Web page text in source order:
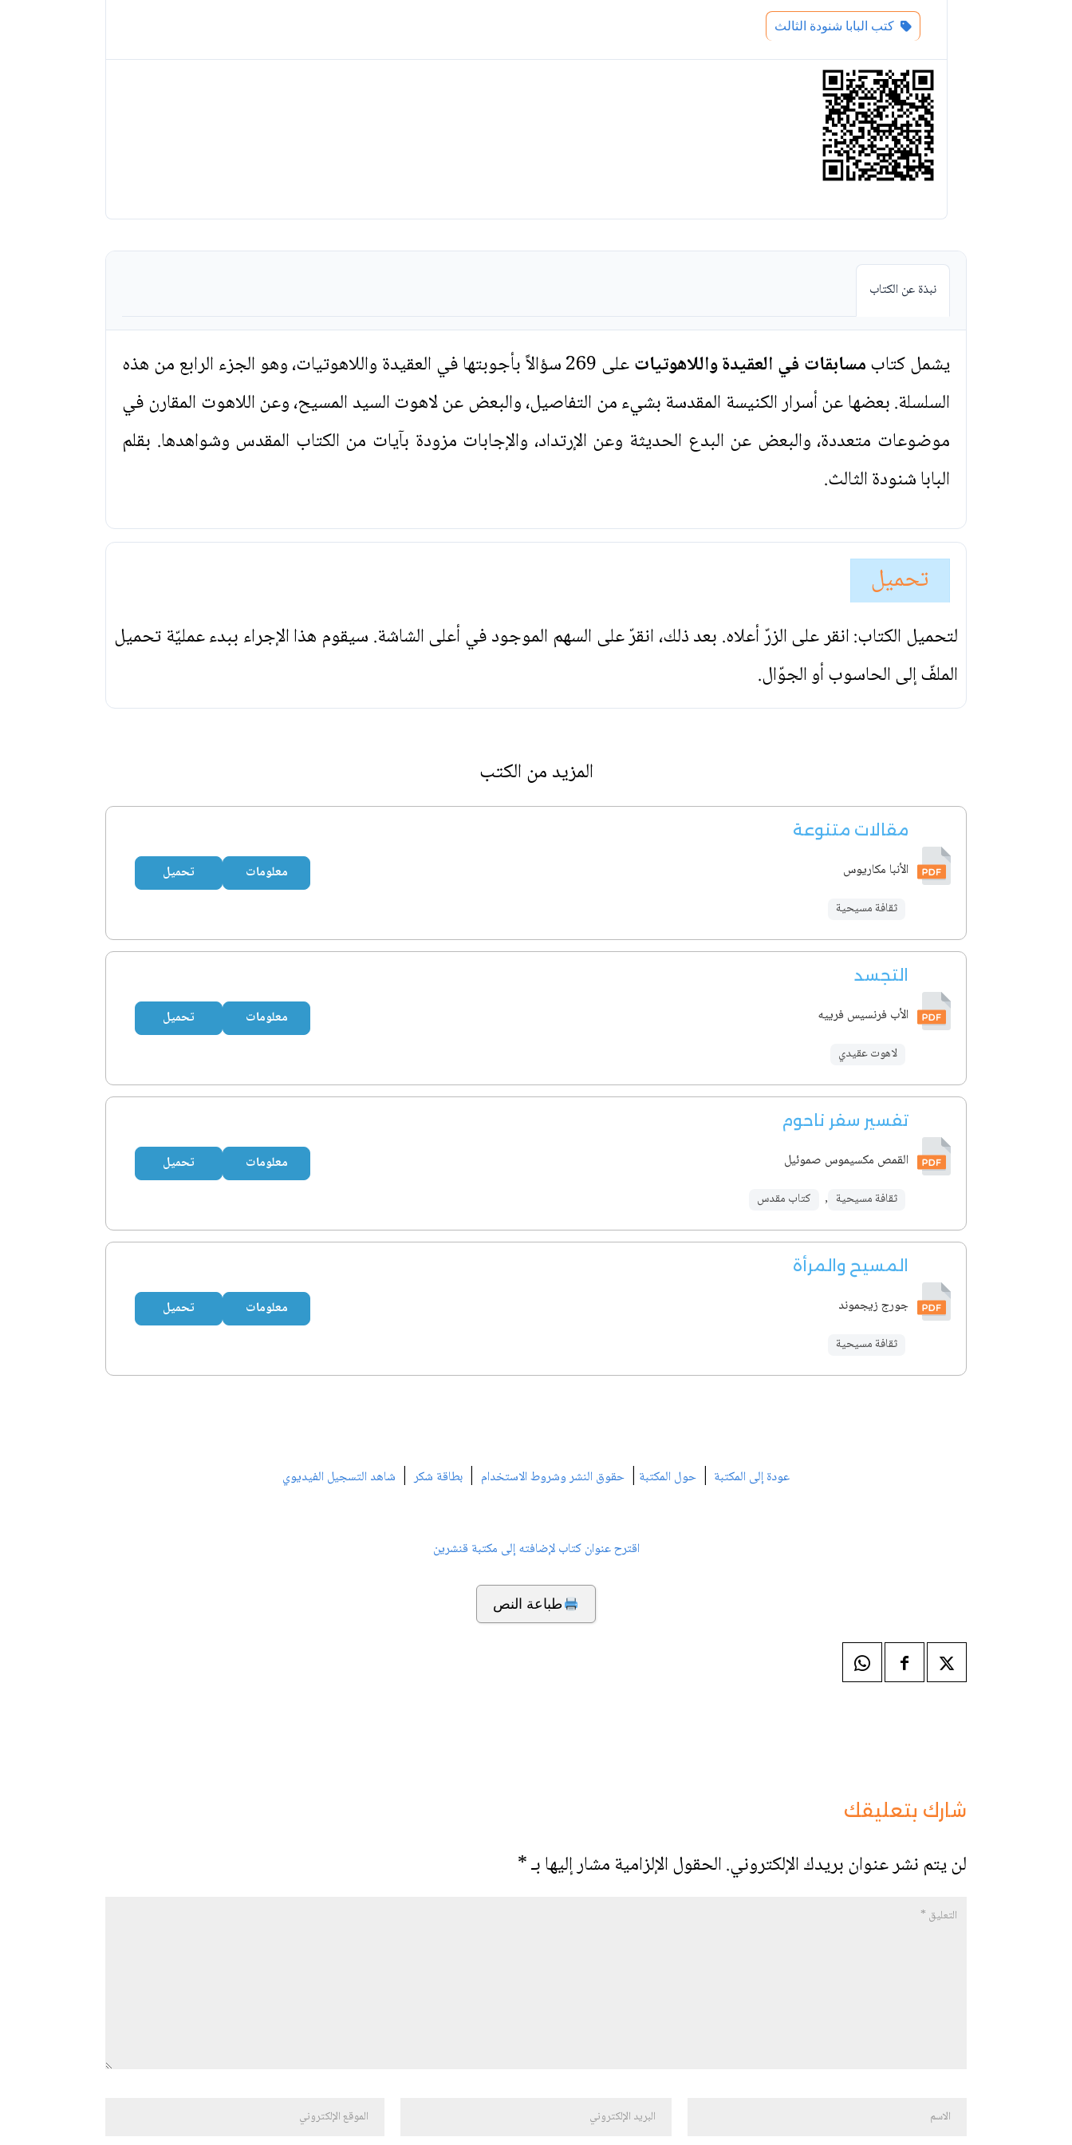
كتب البابا شنودة الثالث
نبذة عن الكتاب
يشمل كتابمسابقات في العقيدة واللاهوتيات
على 269 سؤالاً بأجوبتها في العقيدة واللاهوتيات، وهو الجزء الرابع من هذه
السلسلة. بعضها عن أسرار الكنيسة المقدسة بشيء من التفاصيل، والبعض عن لاهوت السيد المسيح، وعن اللاهوت المقارن في
موضوعات متعددة، والبعض عن البدع الحديثة وعن الإرتداد، والإجابات مزودة بآيات من الكتاب المقدس وشواهدها. بقلم
البابا شنودة الثالث.
تحميل
لتحميل الكتاب: انقر على الزرّ أعلاه. بعد ذلك، انقرّ على السهم الموجود في أعلى الشاشة. سيقوم هذا الإجراء ببدء عمليّة تحميل
الملفّ إلى الحاسوب أو الجوّال.
المزيد من الكتب
مقالات متنوعة
الأنبا مكاريوس
ثقافة مسيحية
معلومات تحميل
التجسد
الأب فرنسيس فرييه
لاهوت عقيدي
معلومات تحميل
تفسير سفر ناحوم
القمص مكسيموس صموئيل
ثقافة مسيحية , كتاب مقدس
معلومات تحميل
المسيح والمرأة
جورج زيجموند
ثقافة مسيحية
معلومات تحميل
عودة إلى المكتبة | حول المكتبة | حقوق النشر وشروط الاستخدام | بطاقة شكر| شاهد التسجيل الفيديوي
اقترح عنوان كتاب لإضافته إلى مكتبة قنشرين
طباعة النص
شارك بتعليقك
لن يتم نشر عنوان بريدك الإلكتروني.الحقول الإلزامية مشار إليها بـ*